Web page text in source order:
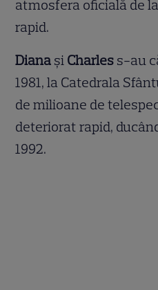
atmosfera oficială de
rapid.
Diana și Charles s-au
1981, la Catedrala
de milioane de
deteriorat rapid,
1992.